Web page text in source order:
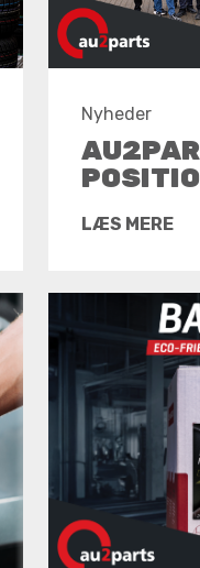
Nyheder
LÆS MERE